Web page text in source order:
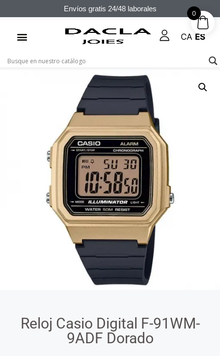
Envíos gratis 24/48 laborales
CA ES
Reloj Casio Digital F-91WM-
9ADF Dorado
0